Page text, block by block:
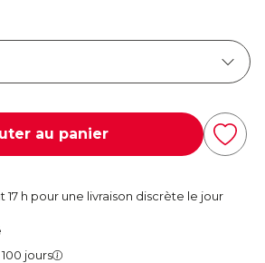
au panier
17 h pour une livraison discrète le jour
jours